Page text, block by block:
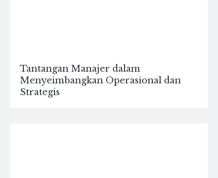
Tantangan Manajer dalam
Menyeimbangkan Operasional dan
Strategis